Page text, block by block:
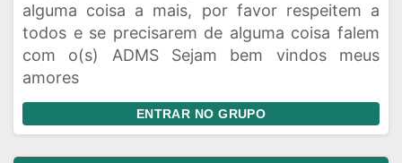
alguma coisa a mais, por favor respeitem a
todos e se precisarem de alguma coisa falem
com o(s) ADMS Sejam bem vindos meus
amores
ENTRAR NO GRUPO